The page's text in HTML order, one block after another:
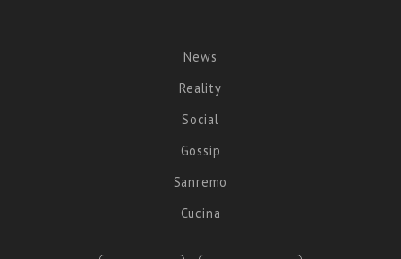
News
Reality
Social
Gossip
Sanremo
Cucina